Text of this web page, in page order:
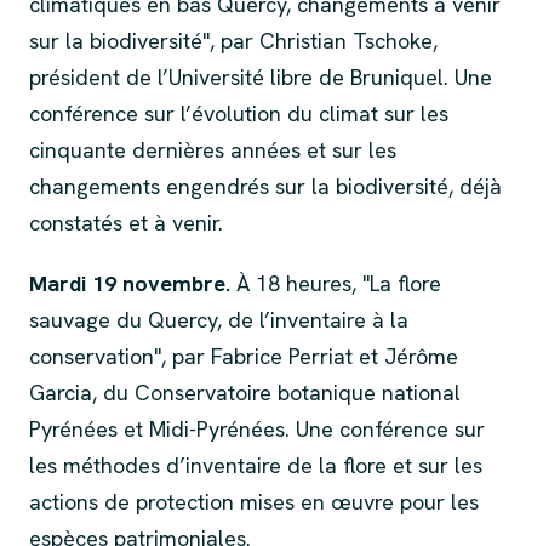
sur la biodiversité", par Christian Tschoke,
président de l’Université libre de Bruniquel. Une
conférence sur l’évolution du climat sur les
cinquante dernières années et sur les
changements engendrés sur la biodiversité, déjà
constatés et à venir.
Mardi 19 novembre. À 18 heures, "La flore
sauvage du Quercy, de l’inventaire à la
conservation", par Fabrice Perriat et Jérôme
Garcia, du Conservatoire botanique national
Pyrénées et Midi-Pyrénées. Une conférence sur
les méthodes d’inventaire de la flore et sur les
actions de protection mises en œuvre pour les
espèces patrimoniales.